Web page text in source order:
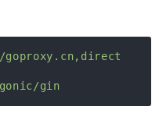
goproxy.cn,direct
gin